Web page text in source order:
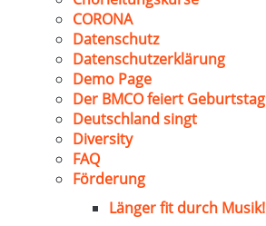
CORONA
Datenschutz
Datenschutzerklärung
Demo Page
Der BMCO feiert Geburtstag
Deutschland singt
Diversity
FAQ
Förderung
Länger fit durch Musik!